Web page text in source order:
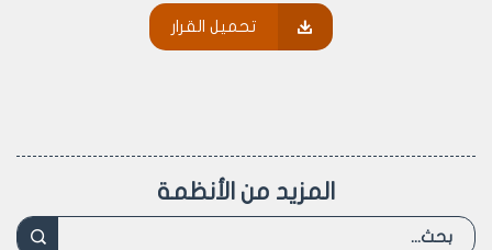
يبلغ من يلزم لتنفيذه أصولاً.
تحميل القرار
المزيد من الأنظمة